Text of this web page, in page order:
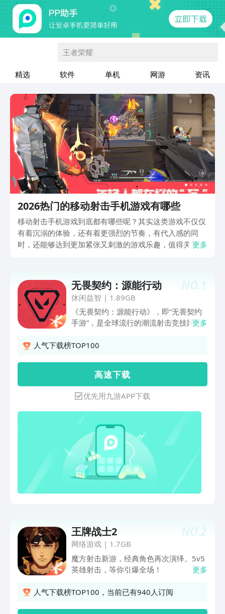
王者荣耀
精选 软件 单机 网游 资讯
2026热门的移动射击手机游戏有哪些
移动射击手机游戏到底都有哪些呢？其实这类游戏不仅仅
有着沉溺的体验，还有着更强烈的节奏，有代入感的同
时，还能够达到更加紧张又刺激的游戏乐趣，值得关注的
包都有，活动礼包及时更新等等，九游APP是阿里巴巴灵
犀互娱旗下产品，大平台有保障。
更多
NO.1
无畏契约：源能行动
休闲益智 | 1.89GB
《无畏契约：源能行动》，即“无畏契约
手游”，是全球流行的潮流射击竞技网游
产品还原端游经典英雄技能与射击体验，
玩家带来移动端射击竞技“秀场”。——以
经典的爆破模式为核心玩法，搭配众多拥
有独特技能与清晰明确定位的英雄角色，
结合风格不同的各类地图，让每一位玩家
都能在游戏中尽情发挥战术与枪法，体会
到专属自己的游戏乐趣【爽快射击，一瞬
即炸】——开发团队历经多年潜心雕琢，
精心打磨击杀反馈机制，力求为玩家带来
极致体验。搭配19把特性各异的基础枪
械及近战武器，以及数百款各具特色的皮
肤，满足玩家不同射击偏好的同时，也为
来备受玩家喜爱的射击 IP，将继续引领
移动端射击游戏的潮流文化，为广大玩家
带来更多精彩刺激的游戏旅程。
更多
人气下载榜TOP100
高 速 下 载
优先用九游APP下载
NO.2
王牌战士2
网络游戏| 1.7GB
魔方射击新游，经典角色再次演绎。5v5
英雄射击，等你引爆全场！
更多
人气下载榜TOP100，当前已有940人订阅